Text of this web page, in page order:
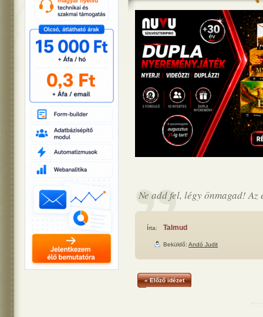
Ne add fel, légy önmagad!
Írta: Talmud
Beküldő: Andó Judit
« Előző idézet